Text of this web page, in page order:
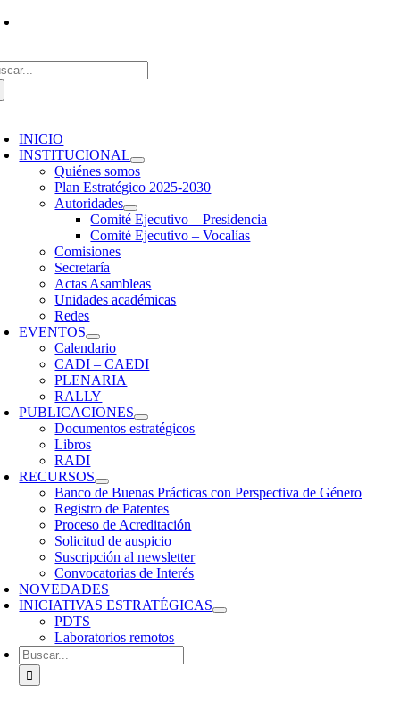
Saltar
INICIO
INSTITUCIONAL
Quiénes somos
Plan Estratégico 2025-2030
Autoridades
Comité Ejecutivo – Presidencia
Comité Ejecutivo – Vocalías
Comisiones
Secretaría
Actas Asambleas
Unidades académicas
Redes
EVENTOS
Calendario
CADI – CAEDI
PLENARIA
RALLY
PUBLICACIONES
Documentos estratégicos
Libros
RADI
RECURSOS
Banco de Buenas Prácticas con Perspectiva de Género
Registro de Patentes
Proceso de Acreditación
Solicitud de auspicio
Suscripción al newsletter
Convocatorias de Interés
NOVEDADES
INICIATIVAS ESTRATÉGICAS
PDTS
Laboratorios remotos
Buscar: